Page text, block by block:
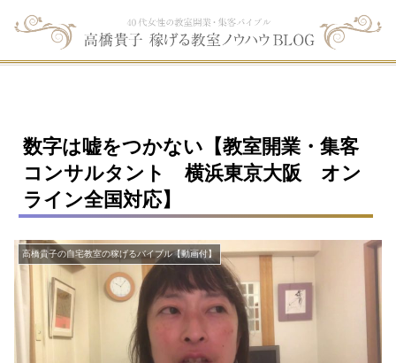
数字は嘘をつかない【教室開業・集客
コンサルタント 横浜東京大阪 オン
ライン全国対応】
高橋貴子の自宅教室の稼げるバイブル【動画付】